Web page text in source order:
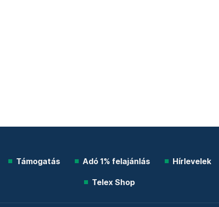
Támogatás Adó 1% felajánlás Hírlevelek
Telex Shop